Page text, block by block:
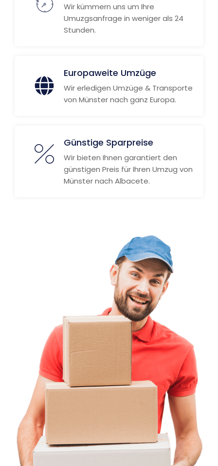
Wir kümmern uns um Ihre
Umuzgsanfrage in weniger als 24
Stunden.
Europaweite Umzüge
Wir erledigen Umzüge & Transporte
von Münster nach ganz Europa.
Günstige Sparpreise
Wir bieten Ihnen garantiert den
günstigen Preis für Ihren Umzug von
Münster nach Albacete.